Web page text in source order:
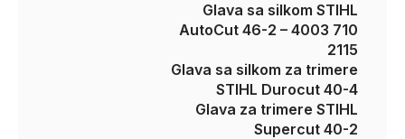
Glava sa silkom STIHL
AutoCut 46-2 – 4003 710
2115
Glava sa silkom za trimere
STIHL Durocut 40-4
Glava za trimere STIHL
Supercut 40-2